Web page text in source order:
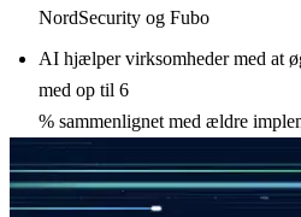
NordSecurity og Fubo
AI hjælper virksomheder med at
med op til 6
% sammenlignet med ældre